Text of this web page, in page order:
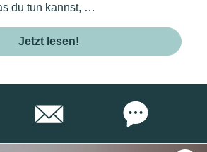
du tun kannst, …
Jetzt lesen!